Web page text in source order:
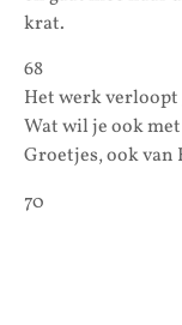
krat.
68
Het werk verloopt
Wat wil je ook
Groetjes, ook van
70